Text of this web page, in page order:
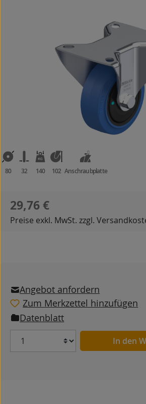
80 32 140 102 Anschraubplatte
Regulärer Preis:
29,76 €
Preise exkl. MwSt. zzgl.
Angebot anfordern
Zum Merkzettel hinzufügen
Datenblatt
Anzahl In den